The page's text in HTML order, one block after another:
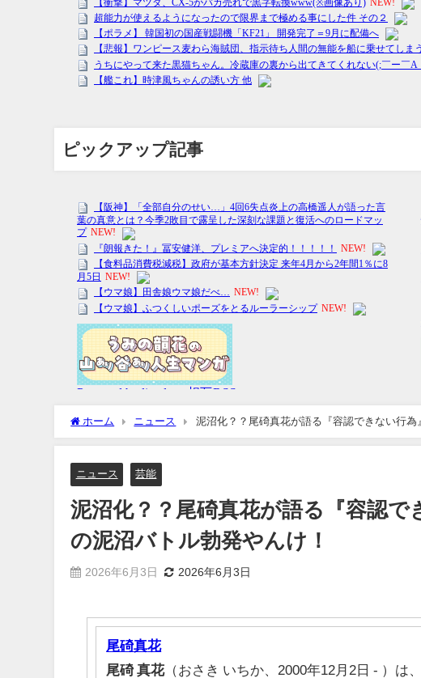
ピックアップ記事
ホーム ニュース 泥沼化？？尾碕真花が語る『容認できない行
ニュース 芸能
泥沼化？？尾碕真花が語る『容認
の泥沼バトル勃発やんけ！
2026年6月3日 2026年6月3日
尾碕真花
尾碕 真花（おさき いちか、2000年12月2日 - ）は